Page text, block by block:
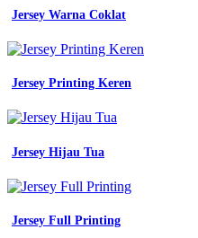
smp
gunungkidul
baju
seragam
kerja
baju
kerja
bordir
emblem
baju
Jersey Warna Coklat
Jersey Printing Keren
Jersey Hijau Tua
Jersey Full Printing